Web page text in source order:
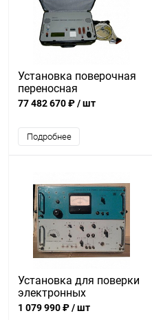
Установка поверочная
переносная
УПП8531М/1
77 482 670 ₽/ шт
Подробнее
Установка для поверки
электронных
вольтметров В1-4
1 079 990 ₽/ шт